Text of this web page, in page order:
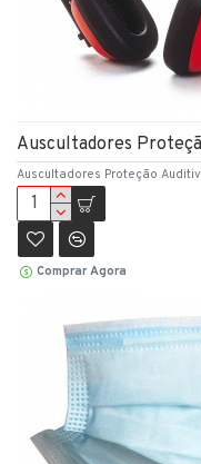
Auscultadores Proteção
Auscultadores
Comprar Agora